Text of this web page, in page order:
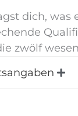
dich,
zwölf